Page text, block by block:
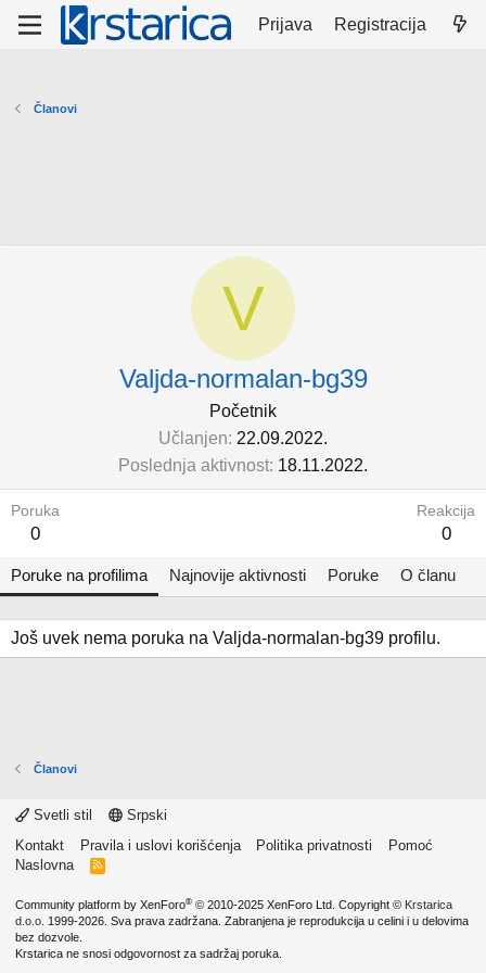
Prijava Registracija
Članovi
V
Valjda-normalan-bg39
Početnik
Učlanjen 22.09.2022.
Poslednja aktivnost 18.11.2022.
Poruka
0
Reakcija
0
Poruke na profilima Najnovije aktivnosti Poruke O članu
Još uvek nema poruka na Valjda-normalan-bg39 profilu.
Članovi
Svetli stil
Srpski
Kontakt
Pravila i uslovi korišćenja Politika privatnosti
Pomoć
Naslovna
R
Community platform by XenForo® © 2010-2025 XenForo Ltd. Copyright © Krstarica
d.o.o. 1999-2026. Sva prava zadržana. Zabranjena je reprodukcija u celini i u delovima
bez dozvole.
Krstarica ne snosi odgovornost za sadržaj poruka.